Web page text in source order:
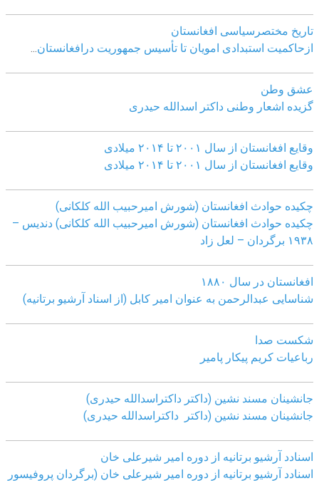
تاریخ مختصرسیاسی افغانستان
ازحاکمیت استبدادی امویان تا تأسیس جمهوریت درافغانستان
عشق وطن
گزیده اشعار وطنی داکتر اسدالله حیدری
وقایع افغانستان از سال ۲۰۰۱ تا ۲۰۱۴ میلادی
وقایع افغانستان از سال ۲۰۰۱ تا ۲۰۱۴ میلادی
چکیده حوادث افغانستان (شورش امیرحبیب الله کلکانی)
چکیده حوادث افغانستان (شورش امیرحبیب الله کلکانی) دندیس –
١٩٣٨ برگردان – لعل زاد
افغانستان در سال ۱۸۸۰
شناسایی عبدالرحمن به عنوان امیر کابل (از اسناد آرشیو برتانیه)
شکست صدا
رباعیات کریم پیکار پامیر
جانشینان مسند نشین (داکتر داکتراسدالله حیدری)
جانشینان مسند نشین (داکتر داکتراسدالله حیدری)
اسنادد آرشیو برتانیه از دوره امیر شیرعلی خان
اسنادد آرشیو برتانیه از دوره امیر شیرعلی خان (برگردان پروفیسور